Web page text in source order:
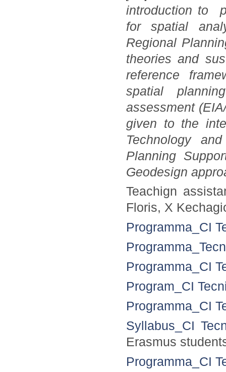
introduction to
for spatial
Regional
theories and
reference
spatial
assessment
given to the
Technology
Planning
Geodesign
Teachign
Floris, X
Programma_CI
Programma_CI
Program_CI
Programma_CI
Syllabus_CI
Erasmus
Programma_CI